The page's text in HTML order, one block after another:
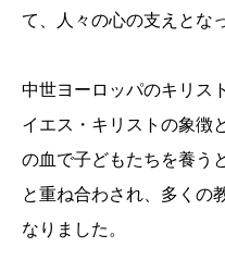
て、人々の心の支えとな
中世ヨーロッパのキリス
イエス・キリストの象徴
の血で子どもたちを養う
と重ね合わされ、多くの
なりました。